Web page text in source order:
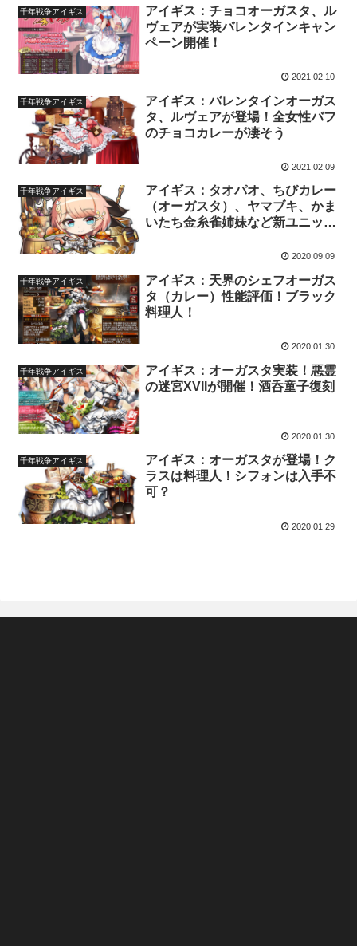
千年戦争アイギス
アイギス：チョコオーガスタ、ル
ヴェアが実装バレンタインキャン
ペーン開催！
2021.02.10
千年戦争アイギス
アイギス：バレンタインオーガス
タ、ルヴェアが登場！全女性バフ
のチョコカレーが凄そう
2021.02.09
千年戦争アイギス
アイギス：タオパオ、ちびカレー
（オーガスタ）、ヤマブキ、かま
いたち金糸雀姉妹など新ユニット
2020.09.09
千年戦争アイギス
アイギス：天界のシェフオーガス
タ（カレー）性能評価！ブラック
料理人！
2020.01.30
千年戦争アイギス
アイギス：オーガスタ実装！悪霊
の迷宮XVIIが開催！酒呑童子復刻
2020.01.30
千年戦争アイギス
アイギス：オーガスタが登場！ク
ラスは料理人！シフォンは入手不
可？
2020.01.29